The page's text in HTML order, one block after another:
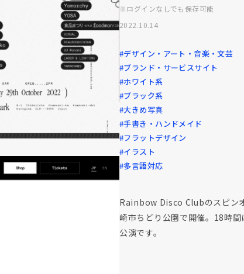
※ログインなしでも保存可能
2022.10.14
#デザイン・アート・音楽・文芸
#ブランド・サービスサイト
#ホワイト系
#ブラック系
#大きめ写真
#手書き・ハンドメイド
#フラットデザイン
#イラスト
#多言語対応
Rainbow Disco Clubのスピン
崎市ちどり公園で開催。18時
公演です。